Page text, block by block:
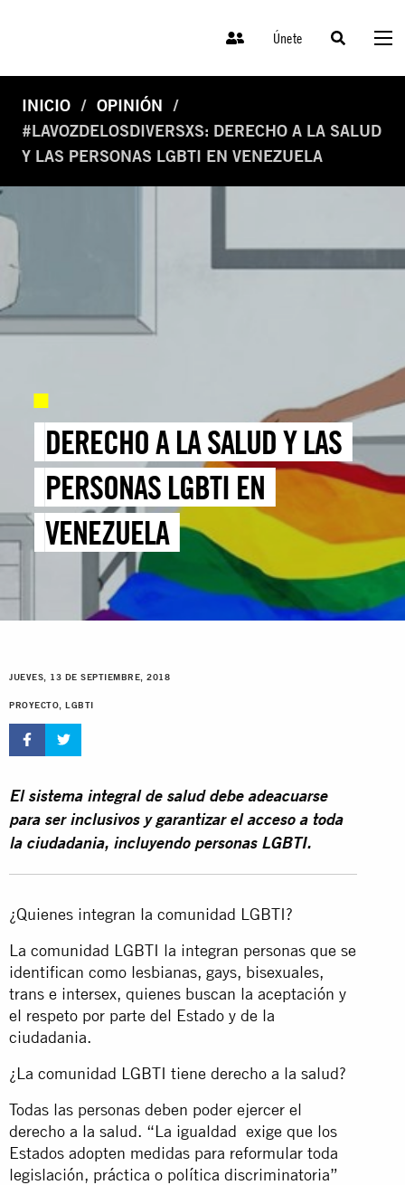
Únete
INICIO
OPINIÓN
#LAVOZDELOSDIVERSXS: DERECHO A LA SALUD
Y LAS PERSONAS LGBTI EN VENEZUELA
DERECHO A LA SALUD Y LAS
PERSONAS LGBTI EN
VENEZUELA
JUEVES, 13 DE SEPTIEMBRE, 2018
PROYECTO, LGBTI
El sistema integral de salud debe adeacuarse
para ser inclusivos y garantizar el acceso a toda
la ciudadania, incluyendo personas LGBTI.
¿Quienes integran la comunidad LGBTI?
La comunidad LGBTI la integran personas que se
identifican como lesbianas, gays, bisexuales,
trans e intersex, quienes buscan la aceptación y
el respeto por parte del Estado y de la
ciudadania.
¿La comunidad LGBTI tiene derecho a la salud?
Todas las personas deben poder ejercer el
derecho a la salud. “La igualdad exige que los
Estados adopten medidas para reformular toda
legislación, práctica o política discriminatoria”